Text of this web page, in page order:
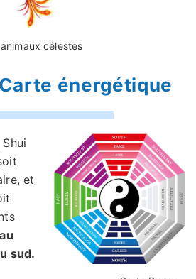
célestes
énergétique
et
sud.